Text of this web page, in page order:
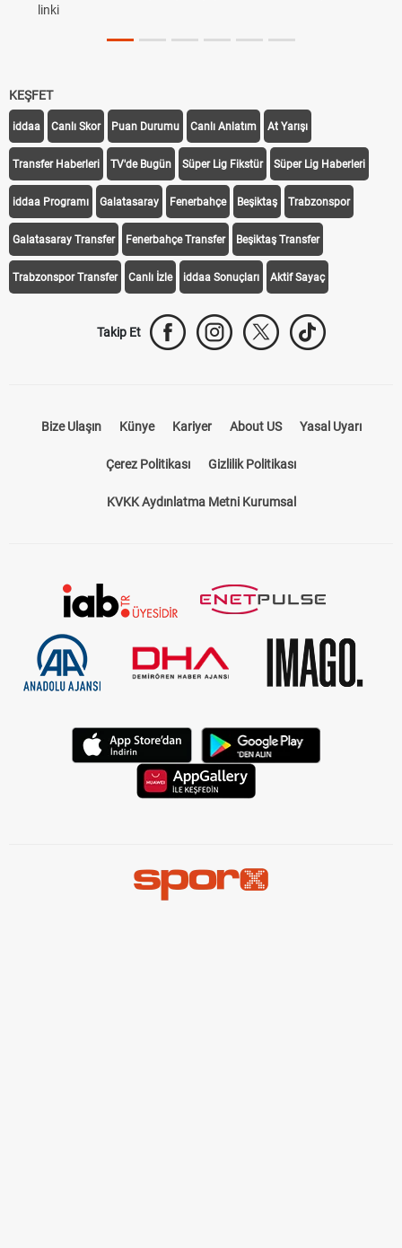
linki
KEŞFET
iddaa Canlı Skor Puan Durumu Canlı Anlatım At Yarışı
Transfer Haberleri TV'de Bugün Süper Lig Fikstür Süper Lig Haberleri
iddaa Programı Galatasaray Fenerbahçe Beşiktaş Trabzonspor
Galatasaray Transfer Fenerbahçe Transfer Beşiktaş Transfer
Trabzonspor Transfer Canlı İzle iddaa Sonuçları Aktif Sayaç
Takip Et
Bize Ulaşın Künye Kariyer About US Yasal Uyarı
Çerez Politikası Gizlilik Politikası
KVKK Aydınlatma Metni Kurumsal